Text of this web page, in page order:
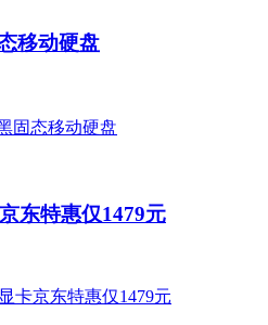
移动硬盘
东特惠仅1479元